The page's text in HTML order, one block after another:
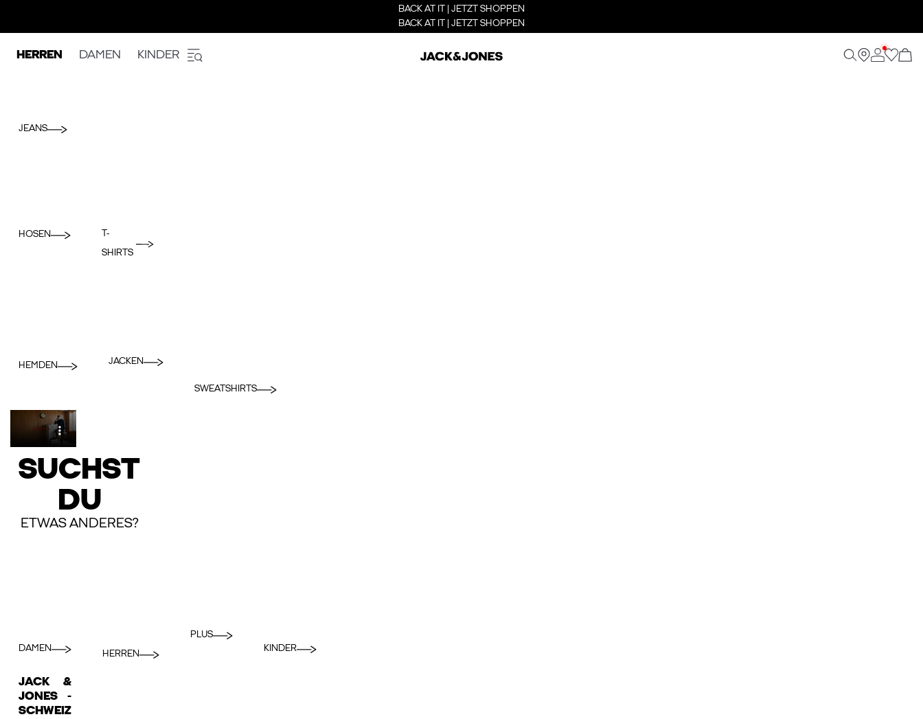
BACK AT IT | JETZT SHOPPEN
BACK AT IT | JETZT SHOPPEN
HERREN DAMEN KINDER
JEANS
HOSEN
T-
SHIRTS
HEMDEN JACKEN
SWEATSHIRTS
SUCHST
DU
ETWAS ANDERES?
DAMEN
HERREN
PLUS
KINDER
JACK &
JONES -
SCHWEIZ